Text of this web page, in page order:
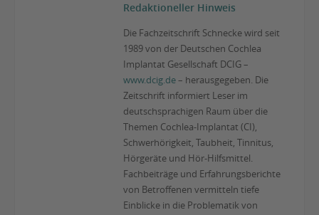
Redaktioneller Hinweis
Die Fachzeitschrift Schnecke wird seit
1989 von der Deutschen Cochlea
Implantat Gesellschaft DCIG –
www.dcig.de– herausgegeben. Die
Zeitschrift informiert Leser im
deutschsprachigen Raum über die
Themen Cochlea-Implantat (CI),
Schwerhörigkeit, Taubheit, Tinnitus,
Hörgeräte und Hör-Hilfsmittel.
Fachbeiträge und Erfahrungsberichte
von Betroffenen vermitteln tiefe
Einblicke in die Problematik von